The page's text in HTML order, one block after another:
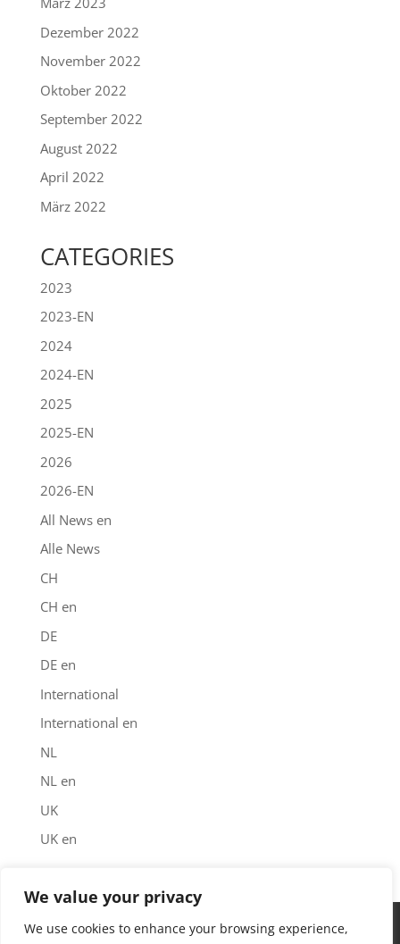
We value your privacy
We use cookies to enhance your browsing experience,
Dezember 2022
November 2022
Oktober 2022
September 2022
August 2022
April 2022
März 2022
CATEGORIES
2023
2023-EN
2024
2024-EN
2025
2025-EN
2026
2026-EN
All News en
Alle News
CH
CH en
DE
DE en
International
International en
NL
NL en
UK
UK en
Impressum Datenschutz
Garantie